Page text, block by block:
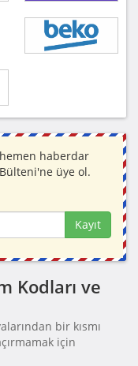
haberdar
üye ol.
Kayıt
Kodları ve
bir kısmı
için